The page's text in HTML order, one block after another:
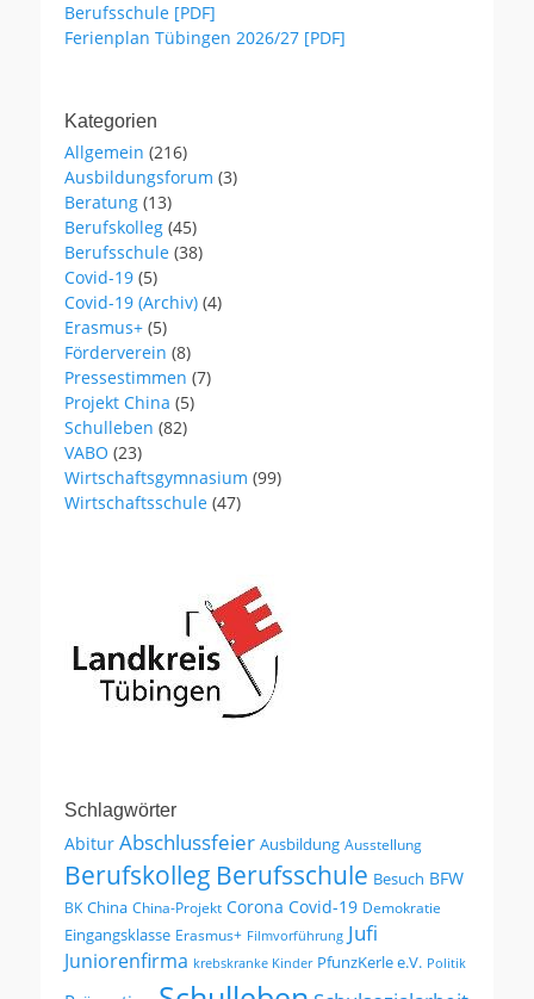
Berufsschule [PDF]
Ferienplan Tübingen 2026/27 [PDF]
Kategorien
Allgemein (216)
Ausbildungsforum (3)
Beratung (13)
Berufskolleg (45)
Berufsschule (38)
Covid-19 (5)
Covid-19 (Archiv) (4)
Erasmus+ (5)
Förderverein (8)
Pressestimmen (7)
Projekt China (5)
Schulleben (82)
VABO (23)
Wirtschaftsgymnasium (99)
Wirtschaftsschule (47)
Schlagwörter
Abitur Abschlussfeier Ausbildung Ausstellung
Berufskolleg Berufsschule Besuch BFW
BK China China-Projekt Corona Covid-19 Demokratie
Eingangsklasse Erasmus+ Filmvorführung Jufi
Juniorenfirma krebskranke Kinder PfunzKerle e.V. Politik